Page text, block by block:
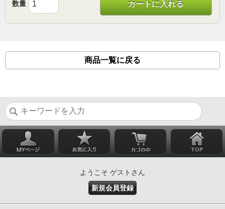
数量 カートに入れる
商品一覧に戻る
ようこそ ゲストさん
新規会員登録